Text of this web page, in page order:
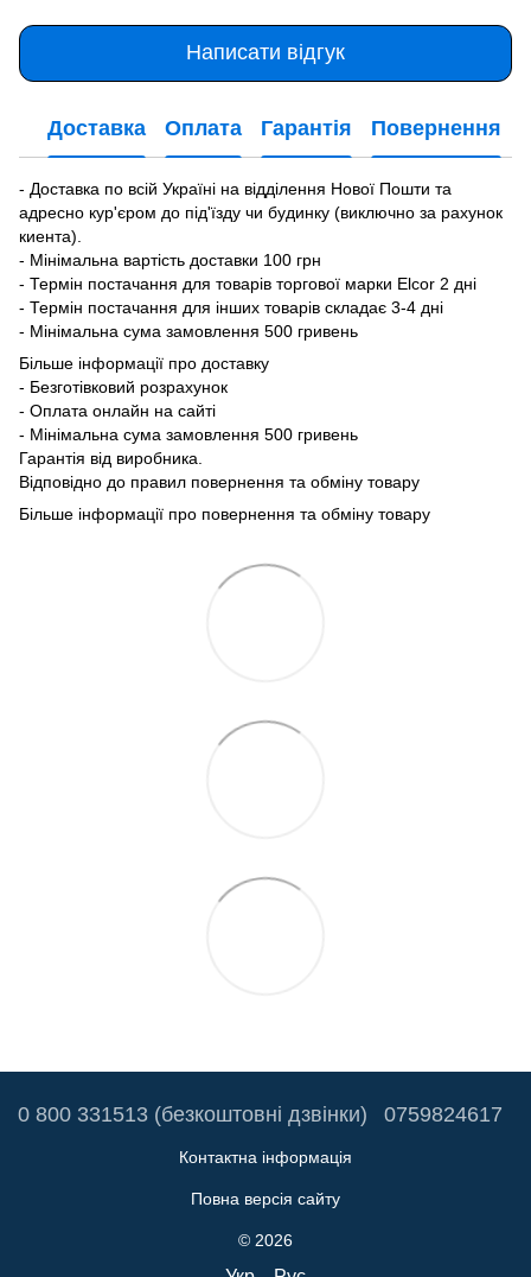
Написати відгук
Доставка Оплата Гарантія Повернення
- Доставка по всій Україні на відділення Нової Пошти та
адресно кур'єром до під'їзду чи будинку (виключно за рахунок
киента).
- Мінімальна вартість доставки 100 грн
- Термін постачання для товарів торгової марки Elcor 2 дні
- Термін постачання для інших товарів складає 3-4 дні
- Мінімальна сума замовлення 500 гривень
Більше інформації про доставку
- Безготівковий розрахунок
- Оплата онлайн на сайті
- Мінімальна сума замовлення 500 гривень
Гарантія від виробника.
Відповідно до правил повернення та обміну товару
Більше інформації про повернення та обміну товару
0 800 331513 (безкоштовні дзвінки) 0759824617
Контактна інформація
Повна версія сайту
© 2026